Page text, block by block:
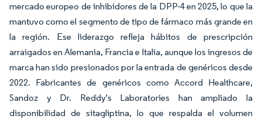
mercado europeo de inhibidores de la DPP-4 en 2025, lo que la
mantuvo como el segmento de tipo de fármaco más grande en
la región. Ese liderazgo refleja hábitos de prescripción
arraigados en Alemania, Francia e Italia, aunque los ingresos de
marca han sido presionados por la entrada de genéricos desde
2022. Fabricantes de genéricos como Accord Healthcare,
Sandoz y Dr. Reddy's Laboratories han ampliado la
disponibilidad de sitagliptina, lo que respalda el volumen